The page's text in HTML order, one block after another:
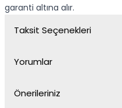
garanti altına alır.
Taksit Seçenekleri
Yorumlar
Önerileriniz